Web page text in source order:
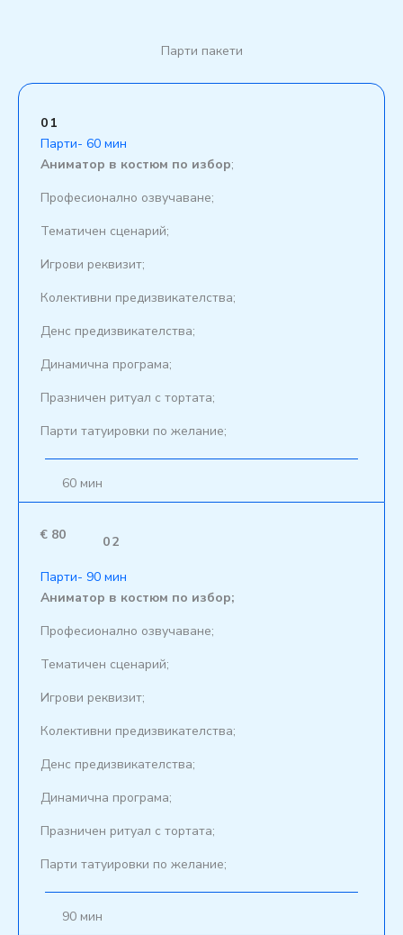
Парти пакети
01
Парти- 60 мин
Аниматор в костюм по избор;
Професионално озвучаване;
Тематичен сценарий;
Игрови реквизит;
Колективни предизвикателства;
Денс предизвикателства;
Динамична програма;
Празничен ритуал с тортата;
Парти татуировки по желание;
60 мин
€ 80 02
Парти- 90 мин
Аниматор в костюм по избор;
Професионално озвучаване;
Тематичен сценарий;
Игрови реквизит;
Колективни предизвикателства;
Денс предизвикателства;
Динамична програма;
Празничен ритуал с тортата;
Парти татуировки по желание;
90 мин